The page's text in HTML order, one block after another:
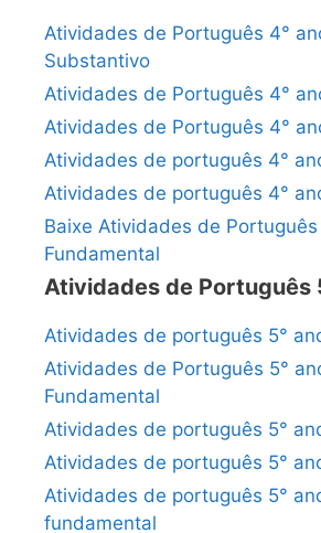
Atividades de Português 4°
Substantivo
Atividades de Português 4°
Atividades de Português 4°
Atividades de português 4°
Atividades de português 4°
Baixe Atividades de
Fundamental
Atividades de Português
Atividades de português 5°
Atividades de Português 5°
Fundamental
Atividades de português 5°
Atividades de português 5°
Atividades de português 5°
fundamental